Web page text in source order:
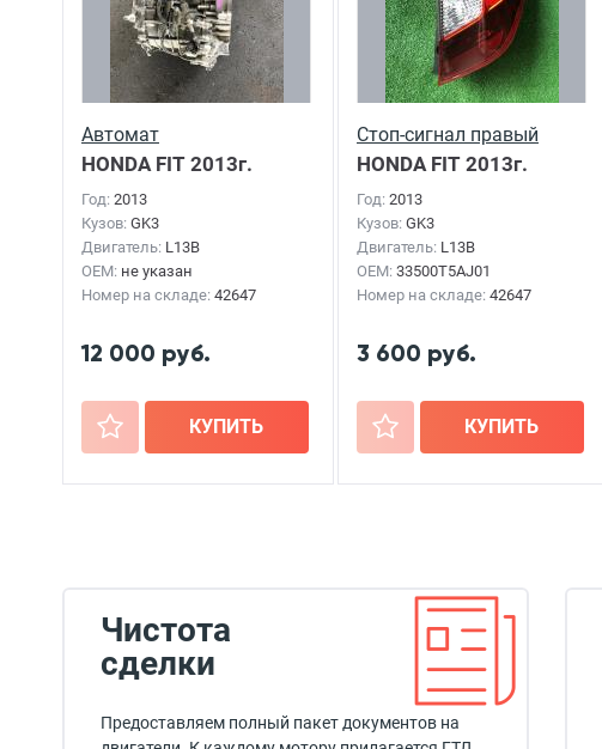
Автомат
HONDA FIT 2013г.
Год: 2013
Кузов: GK3
Двигатель: L13B
OEM: не указан
Номер на складе: 42647
12 000 руб.
+ КУПИТЬ
Стоп-сигнал правый
HONDA FIT 2013г.
Год: 2013
Кузов: GK3
Двигатель: L13B
OEM: 33500T5AJ01
Номер на складе: 42647
3 600 руб.
+ КУПИТЬ
Чистота
сделки
Предоставляем полный пакет документов на